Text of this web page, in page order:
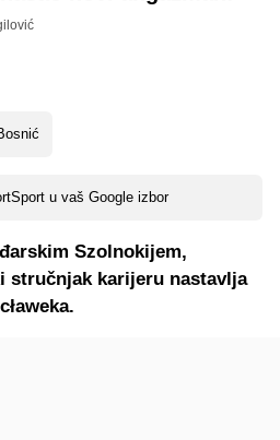
u vaš Google izbor
Szolnokijem,
stručnjak karijeru nastavlja